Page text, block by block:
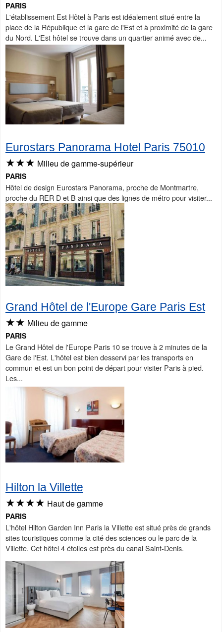
PARIS
L'établissement Est Hôtel à Paris est idéalement situé entre la
place de la République et la gare de l'Est et à proximité de la gare
du Nord. L'Est hôtel se trouve dans un quartier animé avec de...
Eurostars Panorama Hotel Paris 75010
★★★ Milieu de gamme-supérieur
PARIS
Hôtel de design Eurostars Panorama, proche de Montmartre,
proche du RER D et B ainsi que des lignes de métro pour visiter...
Grand Hôtel de l'Europe Gare Paris Est
★★ Milieu de gamme
PARIS
Le Grand Hôtel de l'Europe Paris 10 se trouve à 2 minutes de la
Gare de l'Est. L'hôtel est bien desservi par les transports en
commun et est un bon point de départ pour visiter Paris à pied.
Les...
Hilton la Villette
★★★★ Haut de gamme
PARIS
L'hôtel Hilton Garden Inn Paris la Villette est situé près de grands
sites touristiques comme la cité des sciences ou le parc de la
Villette. Cet hôtel 4 étoiles est près du canal Saint-Denis.